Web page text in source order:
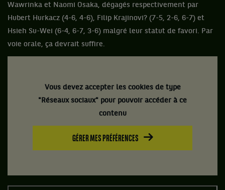
Wawrinka et Naomi Osaka, dégagés respectivement par
Hubert Hurkacz (4-6, 4-6), Filip Krajinovi? (7-5, 2-6, 6-7) et
Hsieh Su-Wei (6-4, 6-7, 3-6) malgré leur statut de favori. Par
voie orale, ça devrait suffire.
Vous devez accepter les cookies de type
"Réseaux sociaux" pour pouvoir accéder à ce
contenu
GÉRER MES PRÉFÉRENCES